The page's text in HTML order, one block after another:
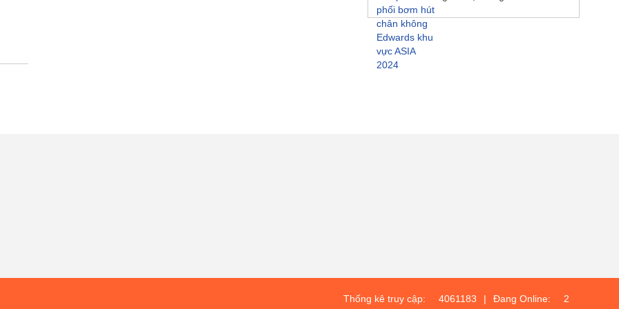
Thống kê truy cập: 4061183 | Đang Online: 2